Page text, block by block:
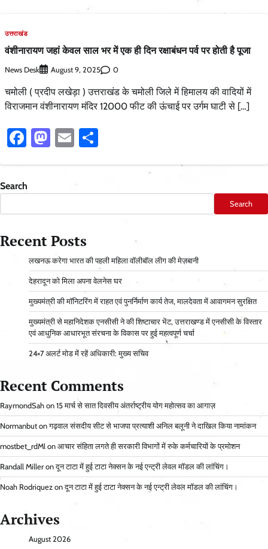
उत्तराखंड
वंशीनारायण जहां केवल साल भर में एक ही दिन रक्षाबंधन पर्व पर होती है पूजा
News Desk August 9, 2025 0
चमोली ( प्रदीप लखेड़ा ) उत्तराखंड के चमोली जिले में हिमालय की वादियों में
विराजमान वंशीनारायण मंदिर 12000 फीट की ऊंचाई पर उर्गम घाटी से […]
Facebook
Mastodon
Email
Search
Search
Recent Posts
लखनऊ करेगा भारत की पहली महिला वॉलीबॉल लीग की मेज़बानी
देहरादून को मिला अपना वेलनेस घर
मुख्यमंत्री की मॉनिटरिंग में राहत एवं पुनर्निर्माण कार्य तेज, मालदेवता में आवागमन सुरक्षित
मुख्यमंत्री से महानिदेशक एनसीसी ने की शिष्टाचार भेंट, उत्तराखण्ड में एनसीसी के विस्तार
एवं आधुनिक आधारभूत संरचना के विकास पर हुई महत्वपूर्ण चर्चा
24×7 अलर्ट मोड में रहें अधिकारी: मुख्य सचिव
Recent Comments
RaymondSah on 15 मार्च से सात दिवसीय अंतर्राष्ट्रीय योग महोत्सव का आगाज़
Normanbut onगढ़वाल संसदीय सीट से भाजपा प्रत्याशी अनिल बलूनी ने दाखिल किया नामांकन
mostbet_rdMl on आचार संहिता लगते ही सरकारी विभागों में रुके कर्मचारियों के प्रमोशन
Randall Miller onदून टाटा में हुई टाटा नेक्सन के नई एन्ट्री लेवल मॉडल की लांचिंग।
Noah Rodriquez onदून टाटा में हुई टाटा नेक्सन के नई एन्ट्री लेवल मॉडल की लांचिंग।
Archives
August 2026